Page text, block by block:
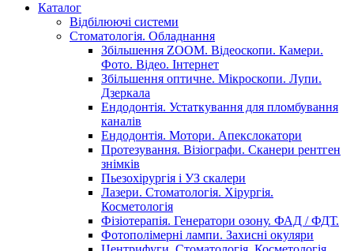
Каталог
Відбілюючі системи
Стоматологія. Обладнання
Збільшення ZOOM. Відеоскопи. Камери.
Фото. Відео. Інтернет
Збільшення оптичне. Мікроскопи. Лупи.
Дзеркала
Ендодонтія. Устаткування для пломбування
каналів
Ендодонтія. Мотори. Апекслокатори
Протезування. Візіографи. Сканери рентген
знімків
Пьезохірургія і УЗ cкалери
Лазери. Стоматологія. Хірургія.
Косметологія
Фізіотерапія. Генератори озону. ФАД / ФДТ.
Фотополімерні лампи. Захисні окуляри